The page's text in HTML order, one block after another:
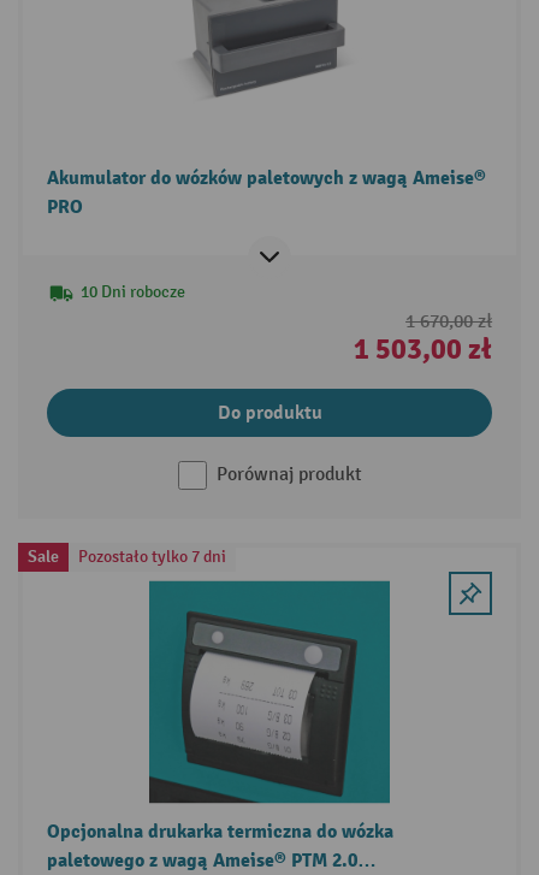
Akumulator do wózków paletowych z wagą Ameise®
PRO
10 Dni robocze
1 670,00 zł
1 503,00 zł
Do produktu
Porównaj produkt
Sale Pozostało tylko 7 dni
Opcjonalna drukarka termiczna do wózka
paletowego z wagą Ameise® PTM 2.0